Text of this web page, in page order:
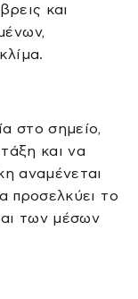
και
στο σημείο,
και να
αναμένεται
προσελκύει το
των μέσων